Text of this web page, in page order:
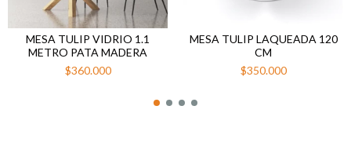
MESA TULIP VIDRIO 1.1
METRO PATA MADERA
$360.000
MESA TULIP LAQUEADA 120
CM
$350.000